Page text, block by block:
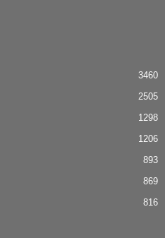
3460
2505
1298
1206
893
869
816